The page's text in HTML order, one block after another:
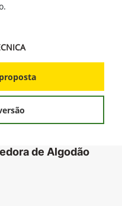
de Algodão